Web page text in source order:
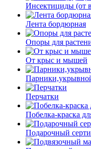
Инсектициды (от
Лента бордюрная
Опоры для
От крыс и мышей
Перчатки
Побелка-краска
Подарочный